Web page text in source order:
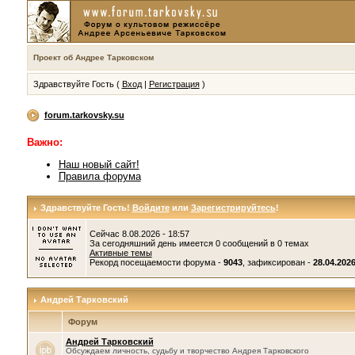
Проект об Андрее Тарковском
Здравствуйте Гость ( Вход| Регистрация)
forum.tarkovsky.su
Важно:
Наш новый сайт!
Правила форума
Здравствуйте Гость! Войдитеили Зарегистрируйтесь!
Сейчас 8.08.2026 - 18:57
За сегодняшний день имеется 0 сообщений в 0 темах
Активные темы
Рекорд посещаемости форума - 9043, зафиксирован -
Андрей Тарковский
Форум
Андрей Тарковский
Обсуждаем личность, судьбу и творчество Андрея Тарковского